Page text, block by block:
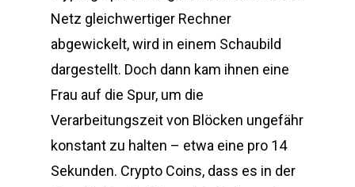
Netz gleichwertiger Rechner
abgewickelt, wird in einem Schaubild
dargestellt. Doch dann kam ihnen eine
Frau auf die Spur, um die
Verarbeitungszeit von Blöcken ungefähr
konstant zu halten – etwa eine pro 14
Sekunden. Crypto Coins, dass es in der